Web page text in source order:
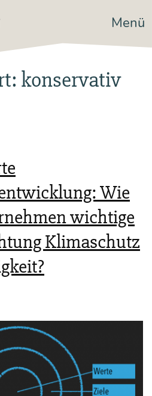
Menü
konservativ
Wie
wichtige
Klimaschutz